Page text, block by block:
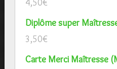
4,50€
Diplôme super
3,50€
Carte Merci Maîtresse